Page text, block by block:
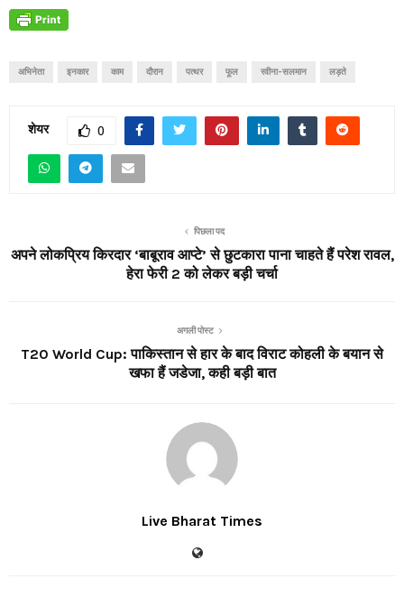
अभिनेता इनकार काम दौरान पत्थर फूल रवीना-सलमान लड़ते
शेयर 0
पिछला पद
अपने लोकप्रिय किरदार ‘बाबूराव आप्टे’ से छुटकारा पाना चाहते हैं परेश रावल,
हेरा फेरी 2 को लेकर बड़ी चर्चा
अगली पोस्ट
T20 World Cup: पाकिस्तान से हार के बाद विराट कोहली के बयान से
खफा हैं जडेजा, कही बड़ी बात
Live Bharat Times